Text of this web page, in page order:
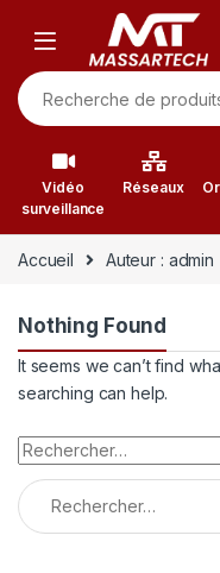
Skip to navigation
Recherche pour :
Vidéo
surveillance
Réseaux
Accueil Auteur : admin
Nothing Found
It seems we can’t find
searching can help.
Rechercher :
Rechercher :